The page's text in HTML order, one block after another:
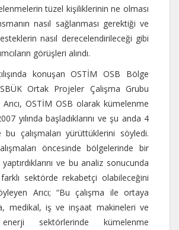
tüzel kişiliklerinin ne olması
nasıl sağlanması gerektiği ve
nasıl derecelendirileceği gibi
görüşleri alındı.
konuşan OSTİM OSB Bölge
Ortak Projeler Çalışma Grubu
Arıcı, OSTİM OSB olarak kümelenme
yılında başladıklarını ve şu anda 4
bu çalışmaları yürüttüklerini söyledi.
öncesinde bölgelerinde bir
ve bu analiz sonucunda
sektörde rekabetçi olabileceğini
Arıcı; “Bu çalışma ile ortaya
medikal, iş ve inşaat makineleri ve
sektörlerinde kümelenme